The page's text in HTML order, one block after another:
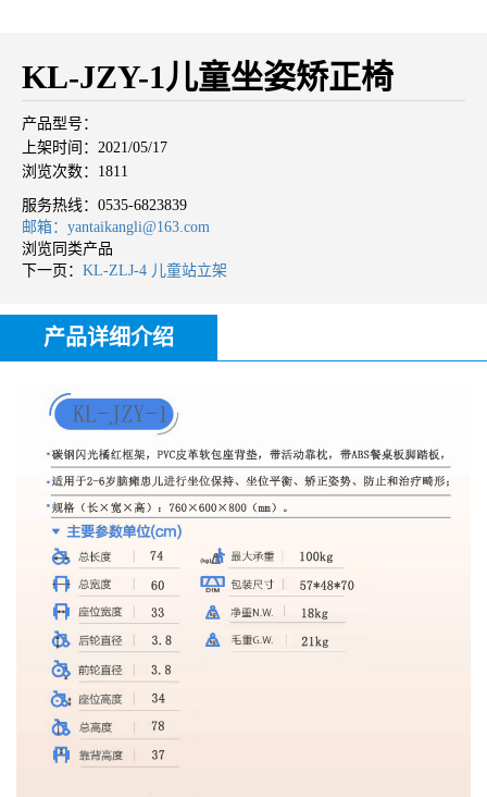
KL-JZY-1儿童坐姿矫正椅
产品型号：
上架时间：2021/05/17
浏览次数：1811
服务热线： 0535-6823839
邮箱：yantaikangli@163.com
浏览同类产品
下一页： KL-ZLJ-4 儿童站立架
产品详细介绍